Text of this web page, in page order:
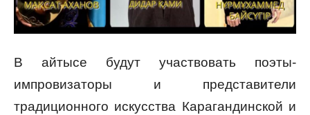
В айтысе будут участвовать поэты-
импровизаторы и представители
традиционного искусства Карагандинской и